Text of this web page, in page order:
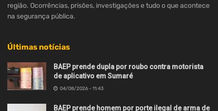
região. Ocorrências, prisões, investigações e tudo o que acontece
na segurança pública.
Últimas notícias
BAEP prende dupla por roubo contra motorista
de aplicativo em Sumaré
04/08/2026 - 11:43
BAEP prende homem por porte ilegal de arma de